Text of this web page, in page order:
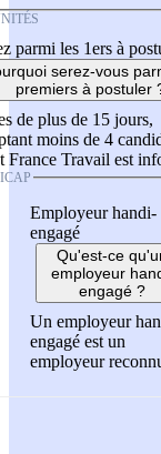
parmi les 1ers à
serez-vous
premiers à postuler
de plus de 15 jours,
moins de 4
France Travail est
Employeur handi-
engagé
Qu'est-ce
employeur
engagé ?
Un employeur
engagé est un
employeur